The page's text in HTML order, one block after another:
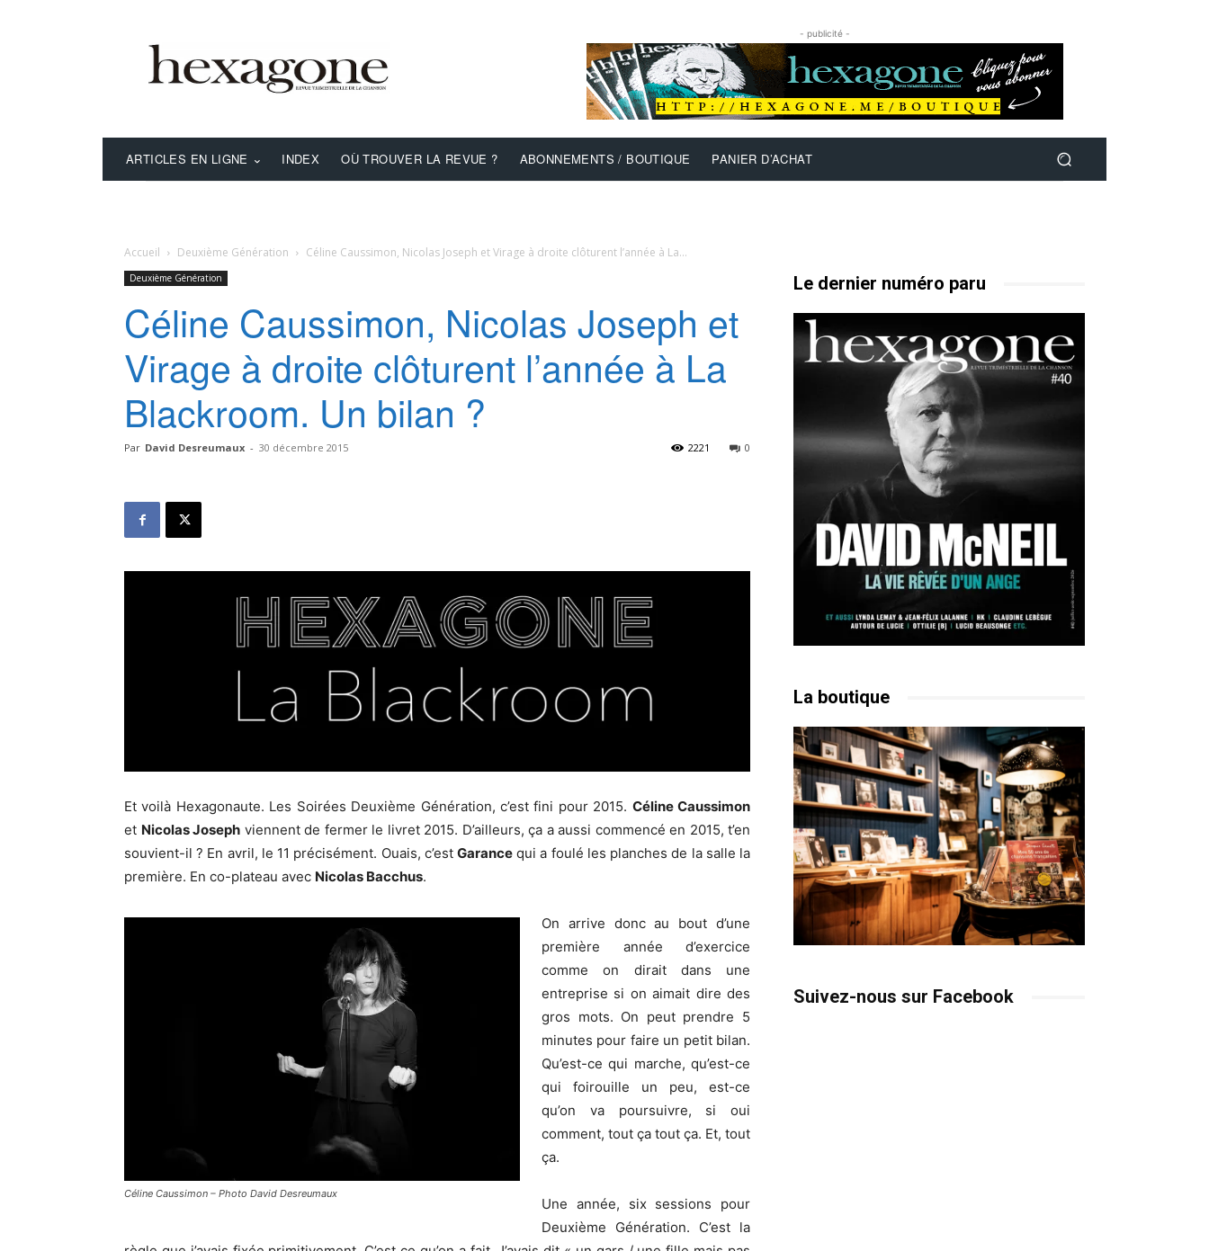
- publicité -
ARTICLES EN LIGNE INDEX OÙ TROUVER LA REVUE ? ABONNEMENTS / BOUTIQUE PANIER D’ACHAT
Accueil Deuxième Génération Céline Caussimon, Nicolas Joseph et Virage à droite clôturent l’année à La...
Deuxième Génération
Céline Caussimon, Nicolas Joseph et
Virage à droite clôturent l’année à La
Blackroom. Un bilan ?
Par David Desreumaux - 30 décembre 2015 0
2221
Et voilà Hexagonaute. Les Soirées Deuxième Génération, c’est fini pour 2015. Céline Caussimon
et Nicolas Joseph viennent de fermer le livret 2015. D’ailleurs, ça a aussi commencé en 2015, t’en
souvient-il ? En avril, le 11 précisément. Ouais, c’est Garance qui a foulé les planches de la salle la
première. En co-plateau avec Nicolas Bacchus.
Céline Caussimon – Photo David Desreumaux
On arrive donc au bout d’une
première année d’exercice
comme on dirait dans une
entreprise si on aimait dire des
gros mots. On peut prendre 5
minutes pour faire un petit bilan.
Qu’est-ce qui marche, qu’est-ce
qui foirouille un peu, est-ce
qu’on va poursuivre, si oui
comment, tout ça tout ça. Et, tout
ça.
Une année, six sessions pour
Deuxième Génération. C’est la
Le dernier numéro paru
La boutique
Suivez-nous sur Facebook